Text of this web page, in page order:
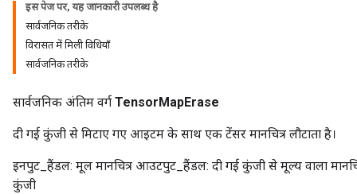
इस पेज पर, यह जानकारी उपलब्ध है
सार्वजनिक तरीके
विरासत में मिली विधियाँ
सार्वजनिक तरीके
सार्वजनिक अंतिम वर्ग TensorMapErase
दी गई कुंजी से मिटाए गए आइटम के साथ एक टेंसर मानचित्र लौटाता है।
इनपुट_हैंडल: मूल मानचित्र आउटपुट_हैंडल: दी गई कुंजी से मूल्य वाला
कुंजी